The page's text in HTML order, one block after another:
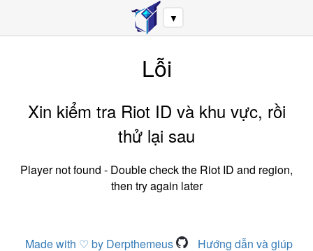
▼
Lỗi
Xin kiểm tra Riot ID và khu vực, rồi
thử lại sau
Player not found - Double check the Riot ID and region,
then try again later
Made with ♡ by Derpthemeus
Hướng dẫn và giúp